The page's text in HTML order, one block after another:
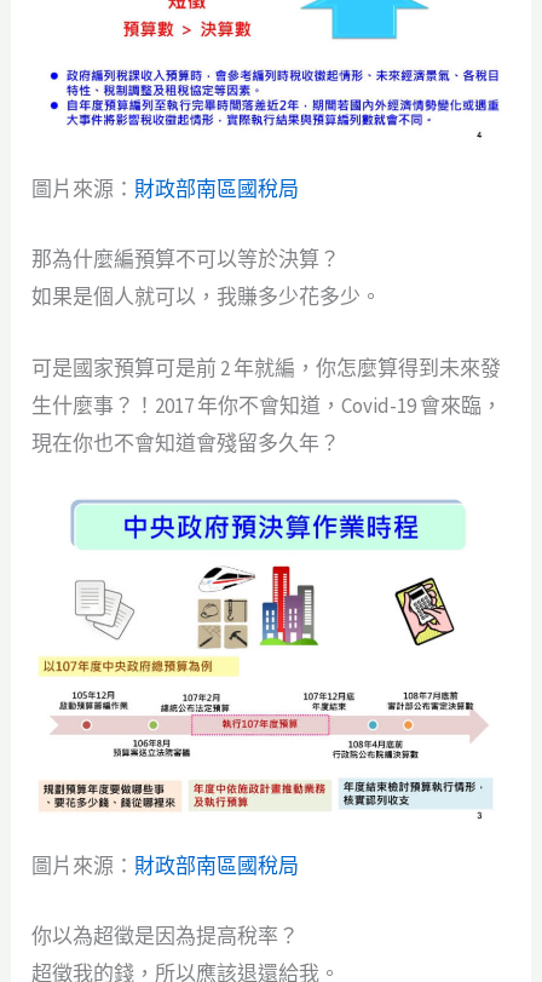
圖片來源： 財政部南區國稅局
那為什麼編預算不可以等於決算？
如果是個人就可以，我賺多少花多少。
可是國家預算可是前 2 年就編，你怎麼算得到未來發
生什麼事？！2017 年你不會知道，Covid-19 會來臨，
現在你也不會知道會殘留多久年？
圖片來源： 財政部南區國稅局
你以為超徵是因為提高稅率？
超徵我的錢，所以應該退還給我。